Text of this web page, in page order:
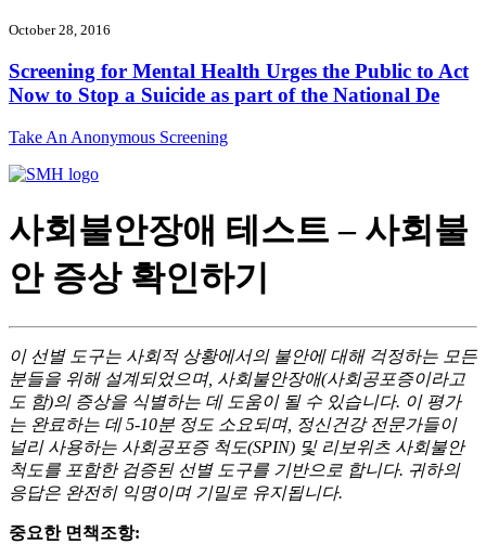
October 28, 2016
Screening for Mental Health Urges the Public to Act
Now to Stop a Suicide as part of the National De
Take An Anonymous Screening
사회불안장애 테스트 – 사회불
안 증상 확인하기
이 선별 도구는 사회적 상황에서의 불안에 대해 걱정하는 모든
분들을 위해 설계되었으며, 사회불안장애(사회공포증이라고
도 함)의 증상을 식별하는 데 도움이 될 수 있습니다. 이 평가
는 완료하는 데 5-10분 정도 소요되며, 정신건강 전문가들이
널리 사용하는 사회공포증 척도(SPIN) 및 리보위츠 사회불안
척도를 포함한 검증된 선별 도구를 기반으로 합니다. 귀하의
응답은 완전히 익명이며 기밀로 유지됩니다.
중요한 면책조항: